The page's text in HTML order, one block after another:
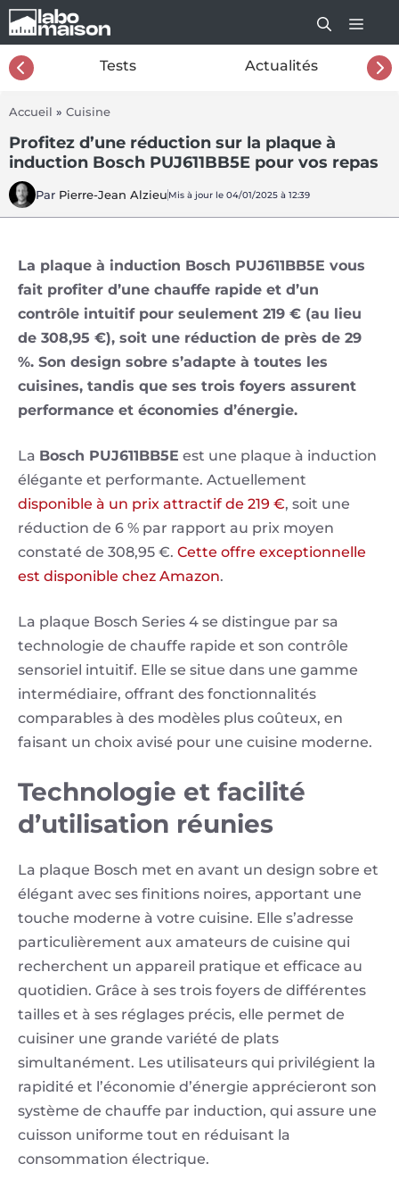
Aller
au
contenu
Tests Actualités
Accueil » Cuisine
Profitez d’une réduction sur la plaque à
induction Bosch PUJ611BB5E pour vos repas
Par Pierre-Jean Alzieu Mis à jour le 04/01/2025 à 12:39
La plaque à induction Bosch PUJ611BB5E vous
fait profiter d’une chauffe rapide et d’un
contrôle intuitif pour seulement 219 € (au lieu
de 308,95 €), soit une réduction de près de 29
%. Son design sobre s’adapte à toutes les
cuisines, tandis que ses trois foyers assurent
performance et économies d’énergie.
La Bosch PUJ611BB5E est une plaque à induction
élégante et performante. Actuellement
disponible à un prix attractif de 219 €, soit une
réduction de 6 % par rapport au prix moyen
constaté de 308,95 €. Cette offre exceptionnelle
est disponible chez Amazon.
La plaque Bosch Series 4 se distingue par sa
technologie de chauffe rapide et son contrôle
sensoriel intuitif. Elle se situe dans une gamme
intermédiaire, offrant des fonctionnalités
comparables à des modèles plus coûteux, en
faisant un choix avisé pour une cuisine moderne.
Technologie et facilité
d’utilisation réunies
La plaque Bosch met en avant un design sobre et
élégant avec ses finitions noires, apportant une
touche moderne à votre cuisine. Elle s’adresse
particulièrement aux amateurs de cuisine qui
recherchent un appareil pratique et efficace au
quotidien. Grâce à ses trois foyers de différentes
tailles et à ses réglages précis, elle permet de
cuisiner une grande variété de plats
simultanément. Les utilisateurs qui privilégient la
rapidité et l’économie d’énergie apprécieront son
système de chauffe par induction, qui assure une
cuisson uniforme tout en réduisant la
consommation électrique.